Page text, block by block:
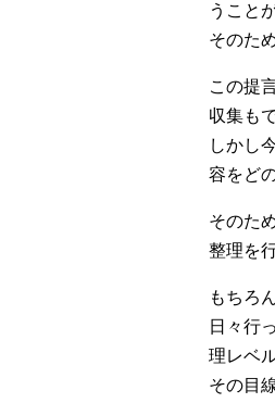
うこと
そのた
この提
収集も
しかし
容をど
そのた
整理を
もちろ
日々行
理レベ
その目